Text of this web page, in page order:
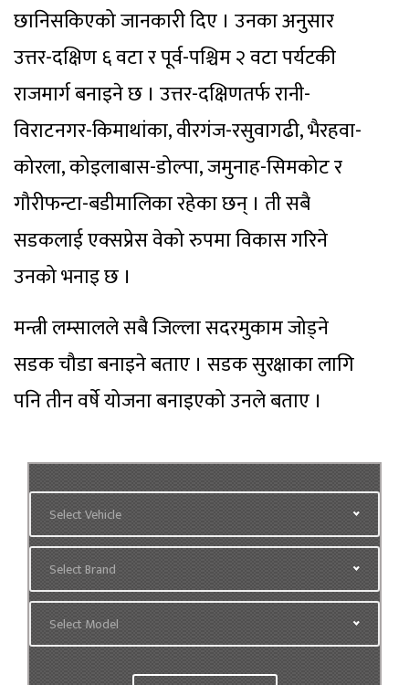
छानिसकिएको जानकारी दिए । उनका अनुसार
उत्तर-दक्षिण ६ वटा र पूर्व-पश्चिम २ वटा पर्यटकी
राजमार्ग बनाइने छ । उत्तर-दक्षिणतर्फ रानी-
विराटनगर-किमाथांका, वीरगंज-रसुवागढी, भैरहवा-
कोरला, कोइलाबास-डोल्पा, जमुनाह-सिमकोट र
गौरीफन्टा-बडीमालिका रहेका छन् । ती सबै
सडकलाई एक्सप्रेस वेको रुपमा विकास गरिने
उनको भनाइ छ ।
मन्त्री लम्सालले सबै जिल्ला सदरमुकाम जोड्ने
सडक चौडा बनाइने बताए । सडक सुरक्षाका लागि
पनि तीन वर्षे योजना बनाइएको उनले बताए ।
Select Vehicle
Select Brand
Select Model